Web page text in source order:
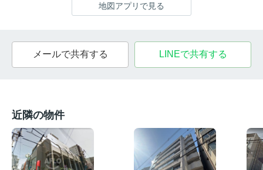
地図アプリで見る
メールで共有する LINEで共有する
近隣の物件